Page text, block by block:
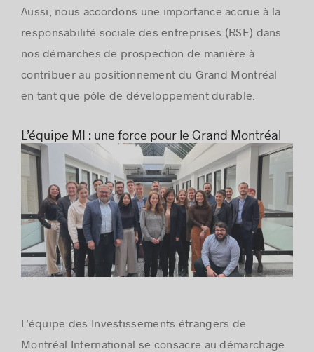
Aussi, nous accordons une importance accrue à la
responsabilité sociale des entreprises (RSE) dans
nos démarches de prospection de manière à
contribuer au positionnement du Grand Montréal
en tant que pôle de développement durable.
L’équipe MI : une force pour le Grand Montréal
L’équipe des Investissements étrangers de
Montréal International se consacre au démarchage